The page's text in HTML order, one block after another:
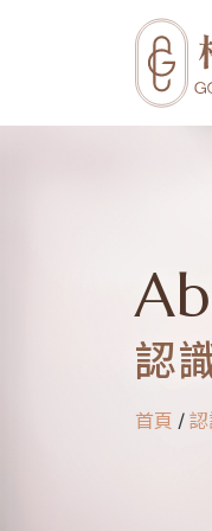
認
首頁 /